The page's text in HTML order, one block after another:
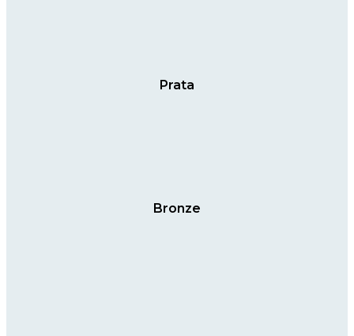
Prata
Bronze